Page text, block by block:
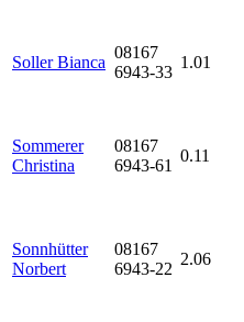
Soller Bianca
08167
6943-33
1.01
Sommerer
Christina
08167
6943-61
0.11
Sonnhütter
Norbert
08167
6943-22
2.06